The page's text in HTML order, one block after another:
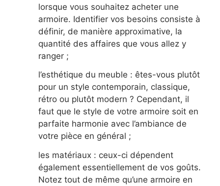
lorsque vous souhaitez acheter une
armoire. Identifier vos besoins consiste à
définir, de manière approximative, la
quantité des affaires que vous allez y
ranger ;
l’esthétique du meuble : êtes-vous plutôt
pour un style contemporain, classique,
rétro ou plutôt modern ? Cependant, il
faut que le style de votre armoire soit en
parfaite harmonie avec l’ambiance de
votre pièce en général ;
les matériaux : ceux-ci dépendent
également essentiellement de vos goûts.
Notez tout de même qu’une armoire en